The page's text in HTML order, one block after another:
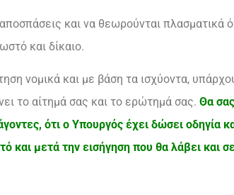
και να θεωρούνται πλασματικά
και δίκαιο.
νομικά και με βάση τα ισχύοντα,
το αίτημά σας και το ερώτημά σας. Θα
ότι ο Υπουργός έχει δώσει οδηγία
και μετά την εισήγηση που θα λάβει και